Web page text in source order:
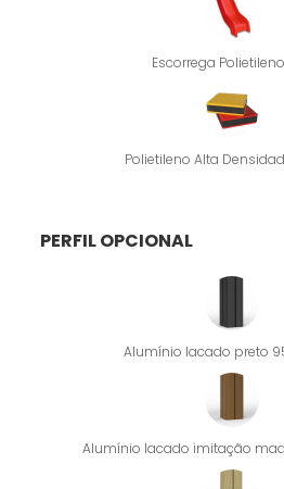
Escorrega
Polietileno Alta
PERFIL OPCIONAL
Alumínio lacado preto
Alumínio lacado imitação